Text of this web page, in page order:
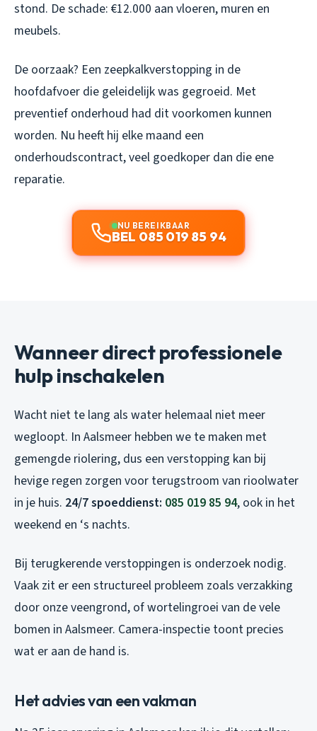
stond. De schade: €12.000 aan vloeren, muren en
meubels.
De oorzaak? Een zeepkalkverstopping in de
hoofdafvoer die geleidelijk was gegroeid. Met
preventief onderhoud had dit voorkomen kunnen
worden. Nu heeft hij elke maand een
onderhoudscontract, veel goedkoper dan die ene
reparatie.
NU BEREIKBAAR
BEL 085 019 85 94
Wanneer direct professionele
hulp inschakelen
Wacht niet te lang als water helemaal niet meer
wegloopt. In Aalsmeer hebben we te maken met
gemengde riolering, dus een verstopping kan bij
hevige regen zorgen voor terugstroom van rioolwater
in je huis. 24/7 spoeddienst: 085 019 85 94, ook in het
weekend en ‘s nachts.
Bij terugkerende verstoppingen is onderzoek nodig.
Vaak zit er een structureel probleem zoals verzakking
door onze veengrond, of wortelingroei van de vele
bomen in Aalsmeer. Camera-inspectie toont precies
wat er aan de hand is.
Het advies van een vakman